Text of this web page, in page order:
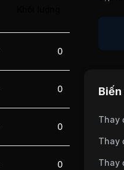
0
0
0
0
Thay
Thay
Thay